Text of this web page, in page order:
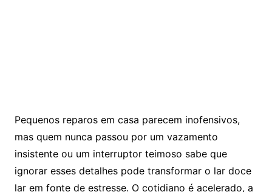
Pequenos reparos em casa parecem inofensivos,
mas quem nunca passou por um vazamento
insistente ou um interruptor teimoso sabe que
ignorar esses detalhes pode transformar o lar doce
lar em fonte de estresse. O cotidiano é acelerado, a